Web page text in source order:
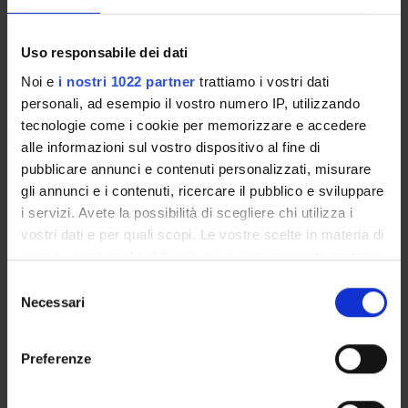
Uso responsabile dei dati
Noi e i nostri 1022 partner trattiamo i vostri dati
personali, ad esempio il vostro numero IP, utilizzando
tecnologie come i cookie per memorizzare e accedere
alle informazioni sul vostro dispositivo al fine di
pubblicare annunci e contenuti personalizzati, misurare
gli annunci e i contenuti, ricercare il pubblico e sviluppare
i servizi. Avete la possibilità di scegliere chi utilizza i
vostri dati e per quali scopi. Le vostre scelte in materia di
privacy sono applicabili solo su questa proprietà digitale
modificare o revocare il proprio consenso in qualsiasi
momento dalla Dichiarazione sui cookie o facendo clic
delNecessari
Preferenze
ATTIVITÀ
GRUPPI DI RICERCA
SEZIONI
STRUTTURE